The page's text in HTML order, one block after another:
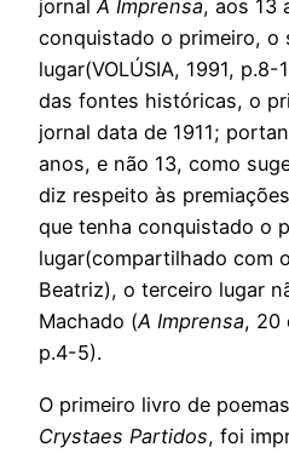
jornalA Imprensa, aos 13
conquistado o primeiro, o
lugar(VOLÚSIA, 1991,
das fontes históricas, o
jornal data de 1911;
anos, e não 13, como
diz respeito às
que tenha conquistado o
lugar(compartilhado com
Beatriz), o terceiro lugar
Machado (A Imprensa, 20
p.4-5).
O primeiro livro de
Crystaes Partidos, foi